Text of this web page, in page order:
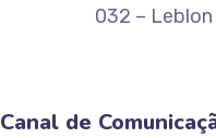
032 –
Canal de